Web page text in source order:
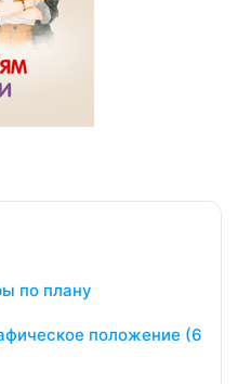
по плану
положение (6